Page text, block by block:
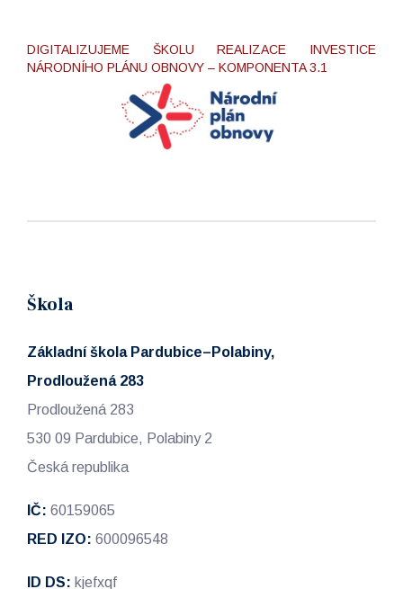
DIGITALIZUJEME ŠKOLU REALIZACE INVESTICE
NÁRODNÍHO PLÁNU OBNOVY – KOMPONENTA 3.1
Škola
Základní škola Pardubice–Polabiny,
Prodloužená 283
Prodloužená 283
530 09 Pardubice, Polabiny 2
Česká republika
IČ: 60159065
RED IZO: 600096548
ID DS: kjefxqf